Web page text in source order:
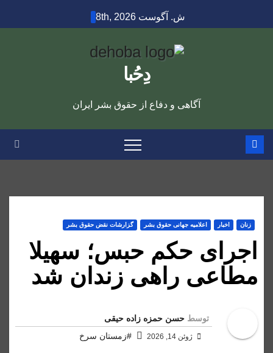
to
ش. آگوست 8th, 2026
دِحُبا
آگاهی و دفاع از حقوق بشر ایران
زنان اخبار اعلاميه جهانی حقوق بشر گزارشات نقض حقوق بشر
اجرای حکم حبس؛ سهیلا
مطاعی راهی زندان شد
توسط حسن حمزه زاده حیقی
ژوئن 14, 2026 #زمستان سرخ